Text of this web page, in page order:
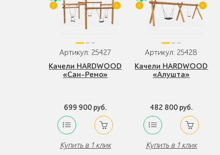
Артикул: 25427
Качели HARDWOOD
«Сан-Ремо»
699 900 руб.
Купить в 1 клик
Артикул: 25428
Качели HARDWOOD
«Алушта»
482 800 руб.
Купить в 1 клик